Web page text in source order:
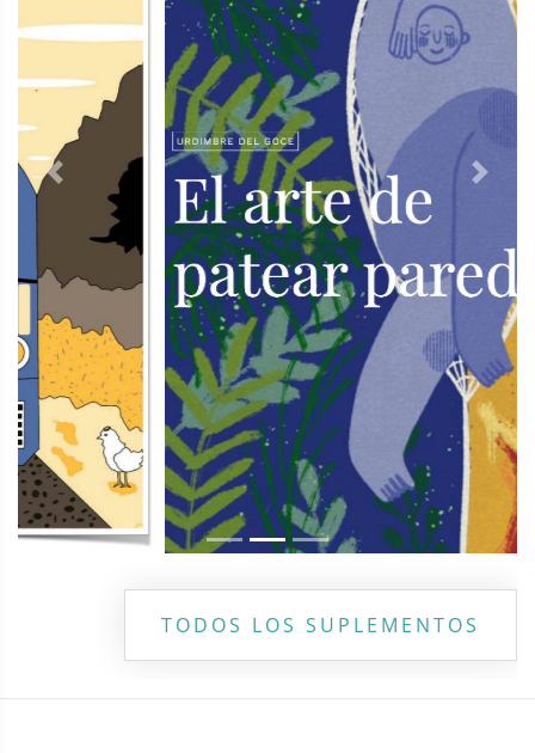
Previous Next
TODOS LOS SUPLEMENTOS